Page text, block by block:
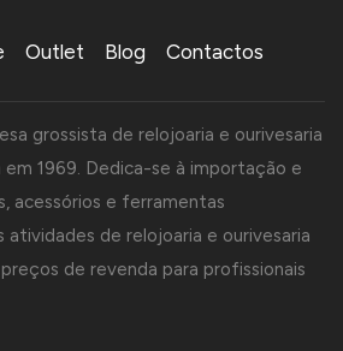
Outlet Blog Contactos
grossista de relojoaria e ourivesaria
1969. Dedica-se à importação e
acessórios e ferramentas
atividades de relojoaria e ourivesaria
de revenda para profissionais